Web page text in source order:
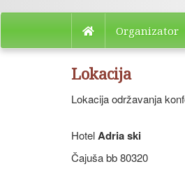
Organizator
Lokacija
Lokacija održavanja
HotelAdria ski
Čajuša bb 80320